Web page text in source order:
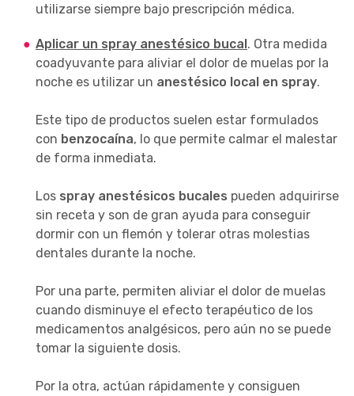
utilizarse siempre bajo prescripción médica.
Aplicar un spray anestésico bucal. Otra medida
coadyuvante para aliviar el dolor de muelas por la
noche es utilizar un anestésico local en spray.
Este tipo de productos suelen estar formulados
con benzocaína, lo que permite calmar el malestar
de forma inmediata.
Los spray anestésicos bucales pueden adquirirse
sin receta y son de gran ayuda para conseguir
dormir con un flemón y tolerar otras molestias
dentales durante la noche.
Por una parte, permiten aliviar el dolor de muelas
cuando disminuye el efecto terapéutico de los
medicamentos analgésicos, pero aún no se puede
tomar la siguiente dosis.
Por la otra, actúan rápidamente y consiguen